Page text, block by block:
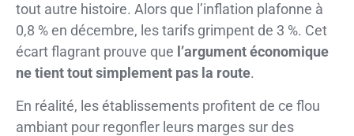
tout autre histoire. Alors que l’inflation plafonne à
0,8 % en décembre, les tarifs grimpent de 3 %. Cet
écart flagrant prouve que l’argument économique
ne tient tout simplement pas la route.
En réalité, les établissements profitent de ce flou
ambiant pour regonfler leurs marges sur des